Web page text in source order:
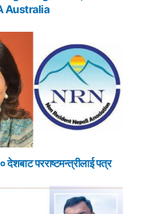
Australia
परराष्टमन्त्रीलाई पत्र